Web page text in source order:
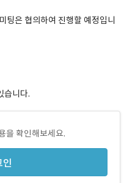
팅은 협의하여 진행할 예정입니
습니다.
을 확인해보세요.
인